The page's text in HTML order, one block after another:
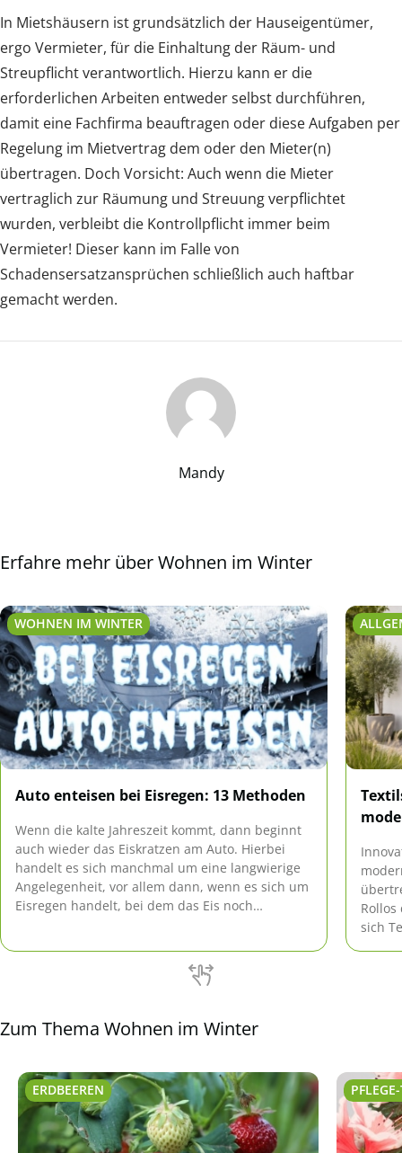
In Mietshäusern ist grundsätzlich der Hauseigentümer,
ergo Vermieter, für die Einhaltung der Räum- und
Streupflicht verantwortlich. Hierzu kann er die
erforderlichen Arbeiten entweder selbst durchführen,
damit eine Fachfirma beauftragen oder diese Aufgaben per
Regelung im Mietvertrag dem oder den Mieter(n)
übertragen. Doch Vorsicht: Auch wenn die Mieter
vertraglich zur Räumung und Streuung verpflichtet
wurden, verbleibt die Kontrollpflicht immer beim
Vermieter! Dieser kann im Falle von
Schadensersatzansprüchen schließlich auch haftbar
gemacht werden.
Mandy
Erfahre mehr über Wohnen im Winter
WOHNEN IM WINTER
Auto enteisen bei Eisregen: 13 Methoden
Wenn die kalte Jahreszeit kommt, dann beginnt
auch wieder das Eiskratzen am Auto. Hierbei
handelt es sich manchmal um eine langwierige
Angelegenheit, vor allem dann, wenn es sich um
Eisregen handelt, bei dem das Eis noch
sich
[…]
Zum Thema Wohnen im Winter
ERDBEEREN